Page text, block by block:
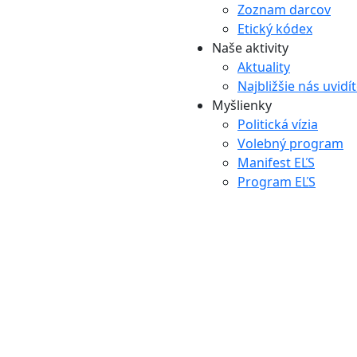
Zoznam darcov
Etický kódex
Naše aktivity
Aktuality
Najbližšie nás
Myšlienky
Politická vízia
Volebný program
Manifest EĽS
Program EĽS